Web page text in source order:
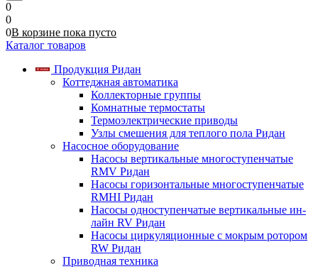
0
0
0В корзине пока пусто
Каталог товаров
Продукция Ридан
Коттеджная автоматика
Коллекторные группы
Комнатные термостаты
Термоэлектрические приводы
Узлы смешения для теплого пола Ридан
Насосное оборудование
Насосы вертикальные многоступенчатые
RMV Ридан
Насосы горизонтальные многоступенчатые
RMHI Ридан
Насосы одноступенчатые вертикальные ин-
лайн RV Ридан
Насосы циркуляционные с мокрым ротором
RW Ридан
Приводная техника